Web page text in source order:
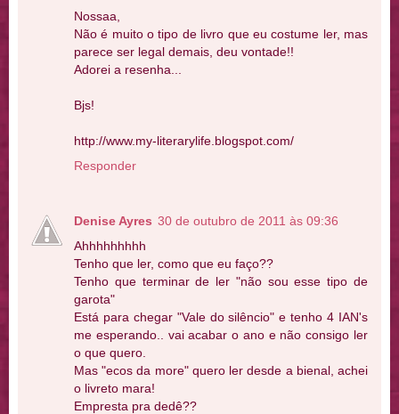
Nossaa,
Não é muito o tipo de livro que eu costume ler, mas
parece ser legal demais, deu vontade!!
Adorei a resenha...
Bjs!
http://www.my-literarylife.blogspot.com/
Responder
Denise Ayres 30 de outubro de 2011 às 09:36
Ahhhhhhhhh
Tenho que ler, como que eu faço??
Tenho que terminar de ler "não sou esse tipo de
garota"
Está para chegar "Vale do silêncio" e tenho 4 IAN's
me esperando.. vai acabar o ano e não consigo ler
o que quero.
Mas "ecos da more" quero ler desde a bienal, achei
o livreto mara!
Empresta pra dedê??